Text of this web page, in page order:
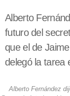
Alberto
futuro del
que el de
delegó la tarea
Alberto Fernández